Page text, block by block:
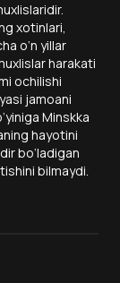
xotinlari,
o‘n yillar
harakati
ochilishi
jamoani
Minskka
hayotini
bo‘ladigan
bilmaydi.